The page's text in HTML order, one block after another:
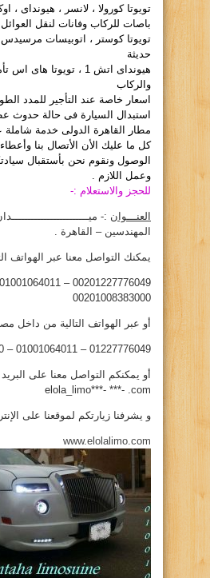
تويوتا كورولا ، لانسر ، هيونداى ،
باصات للركاب وفانات لنقل
حديثة
هيونداى اتش 1 ، تويوتا
والركاب
اسعار خاصة عند التأجير للمدد
استبدال السيارة فى حالة حدوث
مطار القاهرة الدولى خدمة شاملة على
كل ما عليك الأن الأتصال بنا
الوصول ونقوم نحن بأستقبال
وعمل اللازم .
للحجز والاستعلام :-
العنـــوان :-
المهندسين – القاهرة .
يمكنك التواصل معنا عبر الهواتف
00201008383000
أو عبر الهواتف التالية من داخل
01227776049 – 01001064011 – 01008383000
أو يمكنكم التواصل معنا على البريد
elola_limo***- ***- .com
و يشرفنا زيارتكم لموقعنا على
www.elolalimo.com